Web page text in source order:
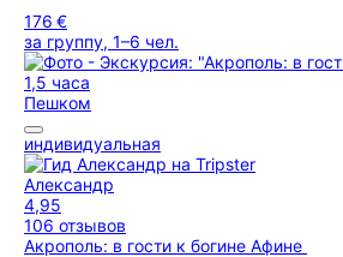
176 €
за группу, 1–6 чел.
1,5 часа
Пешком
индивидуальная
Александр
4,95
106 отзывов
Акрополь: в гости к богине Афине